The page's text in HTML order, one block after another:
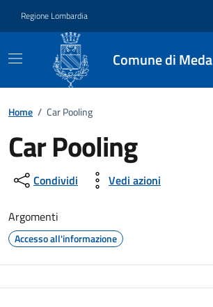
Regione Lombardia
Comune di Meda
Home / Car Pooling
Car Pooling
Condividi Vedi azioni
Argomenti
Accesso all'informazione